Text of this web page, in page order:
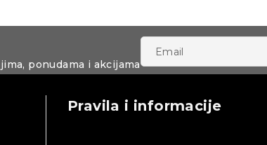
ponudama i akcijama
Pravila i informacije